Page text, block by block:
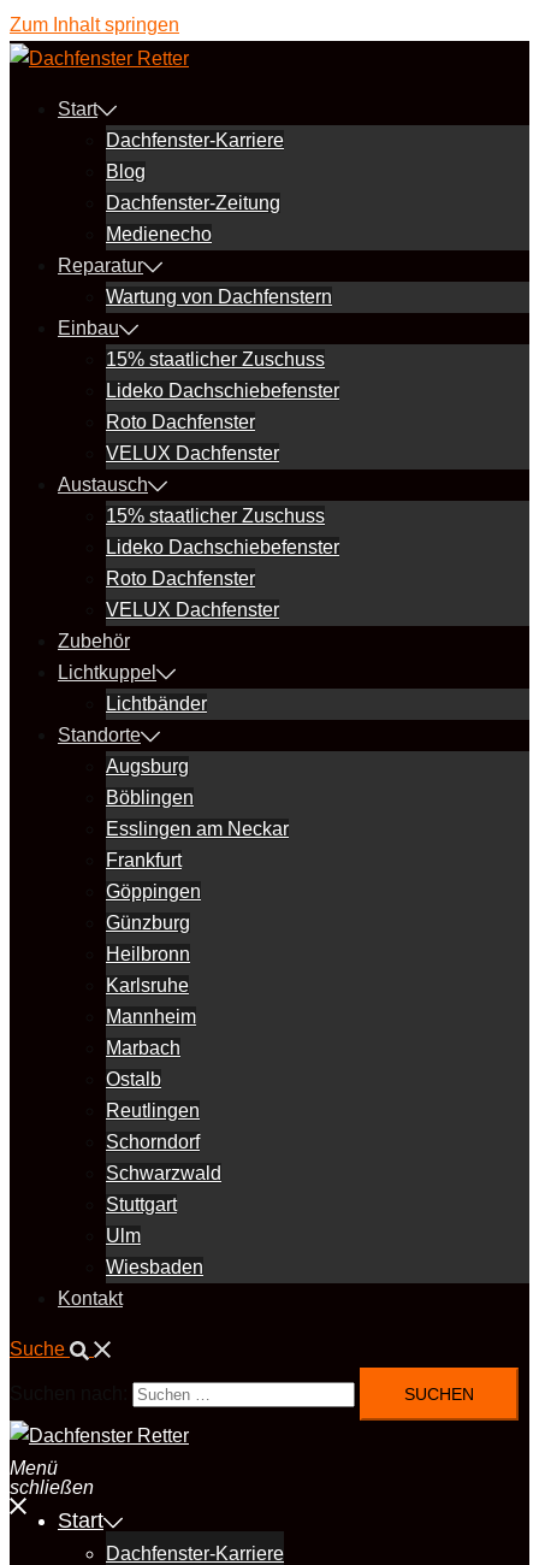
Zum Inhalt springen
Start
Dachfenster-Karriere
Blog
Dachfenster-Zeitung
Medienecho
Reparatur
Wartung von Dachfenstern
Einbau
15% staatlicher Zuschuss
Lideko Dachschiebefenster
Roto Dachfenster
VELUX Dachfenster
Austausch
15% staatlicher Zuschuss
Lideko Dachschiebefenster
Roto Dachfenster
VELUX Dachfenster
Zubehör
Lichtkuppel
Lichtbänder
Standorte
Augsburg
Böblingen
Esslingen am Neckar
Frankfurt
Göppingen
Günzburg
Heilbronn
Karlsruhe
Mannheim
Marbach
Ostalb
Reutlingen
Schorndorf
Schwarzwald
Stuttgart
Ulm
Wiesbaden
Kontakt
Suche
Menü
schließen
Start
Dachfenster-Karriere